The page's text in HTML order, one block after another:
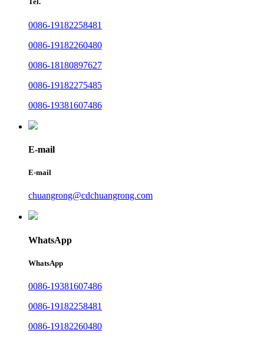
0086-19182258481
0086-19182260480
0086-18180897627
0086-19182275485
0086-19381607486
E-mail
E-mail
chuangrong@cdchuangrong.com
WhatsApp
WhatsApp
0086-19381607486
0086-19182258481
0086-19182260480